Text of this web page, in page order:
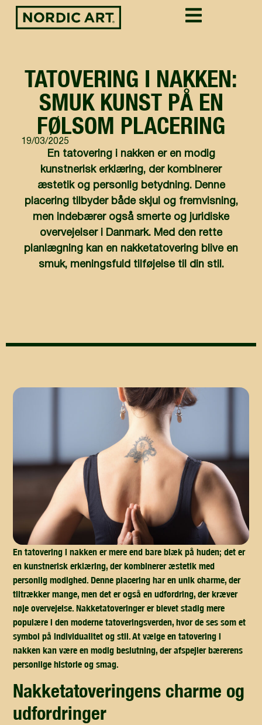
TATOVERING I NAKKEN:
SMUK KUNST PÅ EN
FØLSOM PLACERING
19/03/2025
En tatovering i nakken er en modig
kunstnerisk erklæring, der kombinerer
æstetik og personlig betydning. Denne
placering tilbyder både skjul og fremvisning,
men indebærer også smerte og juridiske
overvejelser i Danmark. Med den rette
planlægning kan en nakketatovering blive en
smuk, meningsfuld tilføjelse til din stil.
En tatovering i nakken er mere end bare blæk på huden; det er
en kunstnerisk erklæring, der kombinerer æstetik med
personlig modighed. Denne placering har en unik charme, der
tiltrækker mange, men det er også en udfordring, der kræver
nøje overvejelse. Nakketatoveringer er blevet stadig mere
populære i den moderne tatoveringsverden, hvor de ses som et
symbol på individualitet og stil. At vælge en tatovering i
nakken kan være en modig beslutning, der afspejler bærerens
personlige historie og smag.
nakketatoveringens charme og
udfordringer